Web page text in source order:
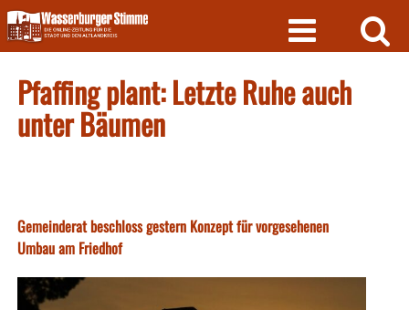
Skip
to
content
Pfaffing plant: Letzte Ruhe auch
unter Bäumen
Gemeinderat beschloss gestern Konzept für vorgesehenen
Umbau am Friedhof